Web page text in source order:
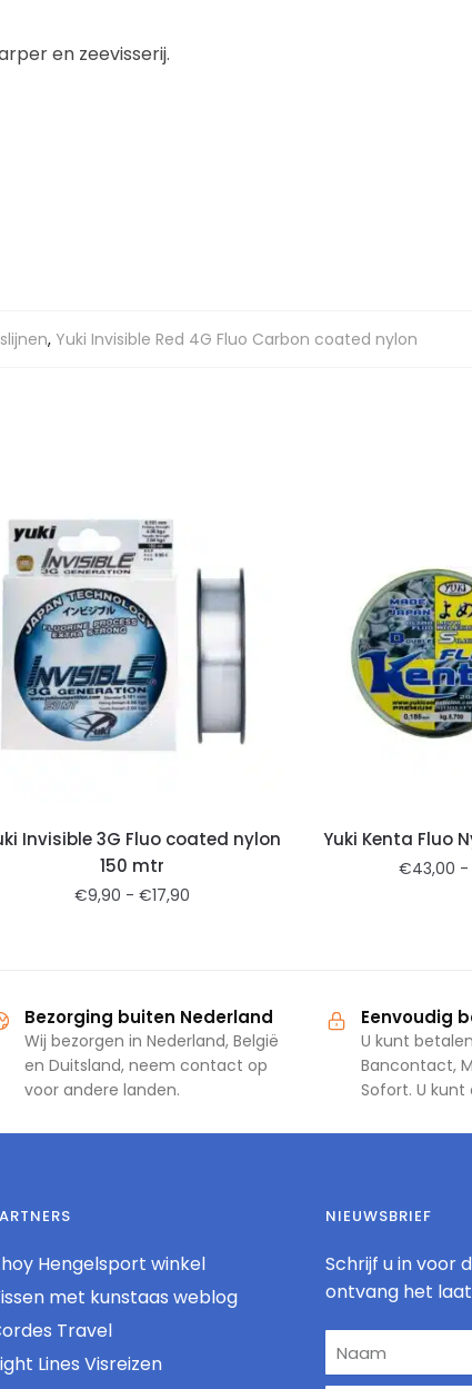
en zeevisserij.
, Yuki Invisible Red 4G Fluo Carbon coated nylon
Invisible 3G Fluo coated nylon
150 mtr
€9,90 - €17,90
Yuki Kenta Fluo
€43,00 -
Bezorging buiten Nederland
Wij bezorgen in Nederland, België
en Duitsland, neem contact op
voor andere landen.
Eenvoudig
U kunt
Bancontact,
Sofort. U kunt
Hengelsport winkel
met kunstaas weblog
Travel
Lines Visreizen
NIEUWSBRIEF
Schrijf u in voor
ontvang het